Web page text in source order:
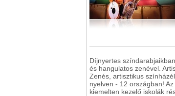
Díjnyertes
és hangulatos zenével.
Zenés, artisztikus
nyelven - 12 országban!
kiemelten kezelő iskolák